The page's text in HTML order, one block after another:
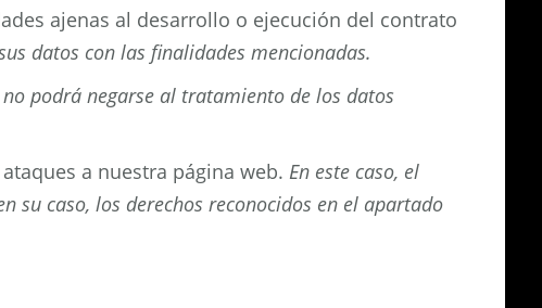
ajenas al desarrollo o ejecución del contrato
datos con las finalidades mencionadas.
no podrá negarse al tratamiento de los datos
a nuestra página web. En este caso, el
su caso, los derechos reconocidos en el apartado